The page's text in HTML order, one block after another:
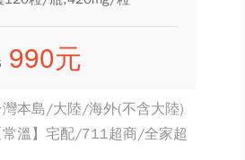
990元
灣本島/大陸/海外(不含大陸)
常溫】宅配/711超商/全家超